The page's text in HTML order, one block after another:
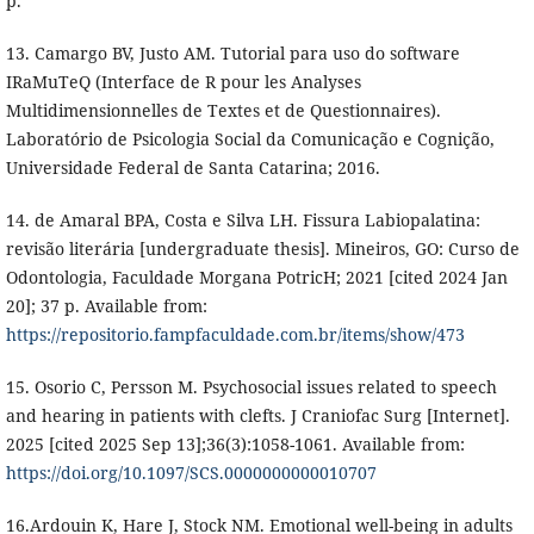
13. Camargo BV, Justo AM. Tutorial para uso do software
IRaMuTeQ (Interface de R pour les Analyses
Multidimensionnelles de Textes et de Questionnaires).
Laboratório de Psicologia Social da Comunicação e Cognição,
Universidade Federal de Santa Catarina; 2016.
14. de Amaral BPA, Costa e Silva LH. Fissura Labiopalatina:
revisão literária [undergraduate thesis]. Mineiros, GO: Curso de
Odontologia, Faculdade Morgana PotricH; 2021 [cited 2024 Jan
20]; 37 p. Available from:
https://repositorio.fampfaculdade.com.br/items/show/473
15. Osorio C, Persson M. Psychosocial issues related to speech
and hearing in patients with clefts. J Craniofac Surg [Internet].
2025 [cited 2025 Sep 13];36(3):1058-1061. Available from:
https://doi.org/10.1097/SCS.0000000000010707
16.Ardouin K, Hare J, Stock NM. Emotional well-being in adults